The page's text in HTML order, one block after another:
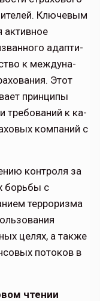
Ключе­вым
активное
адапти­
к междуна­
Этот
принципы
требований к ка­
компаний с
контро­ля за
борьбы с
террориз­ма
целях, а также
потоков в
чтении